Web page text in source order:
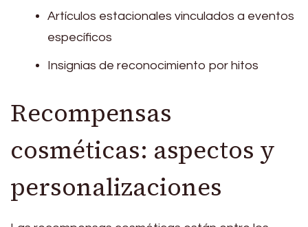
Artículos estacionales vinculados a eventos
específicos
Insignias de reconocimiento por hitos
Recompensas
cosméticas: aspectos y
personalizaciones